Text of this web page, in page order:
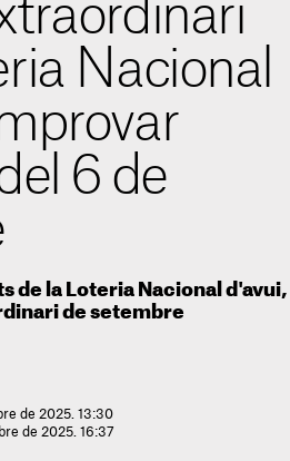
Nacional
6 de
de la Loteria Nacional d'avui,
de setembre
de 2025. 13:30
de 2025. 16:37